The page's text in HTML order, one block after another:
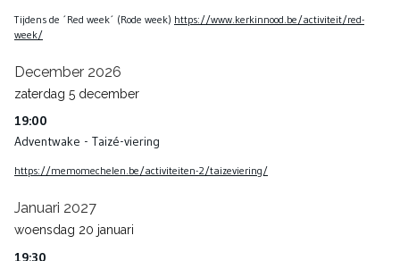
Tijdens de ´Red week´ (Rode week) https://www.kerkinnood.be/activiteit/red-
week/
December 2026
zaterdag 5 december
19:00
Adventwake - Taizé-viering
https://memomechelen.be/activiteiten-2/taizeviering/
Januari 2027
woensdag 20 januari
19:30